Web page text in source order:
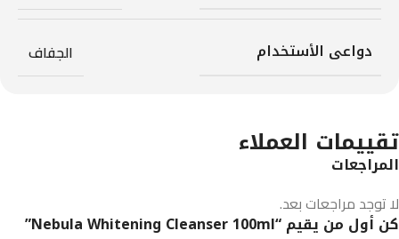
دواعى الأستخدام الجفاف
تقييمات العملاء
المراجعات
لا توجد مراجعات بعد.
كن أول من يقيم “Nebula Whitening Cleanser 100ml”